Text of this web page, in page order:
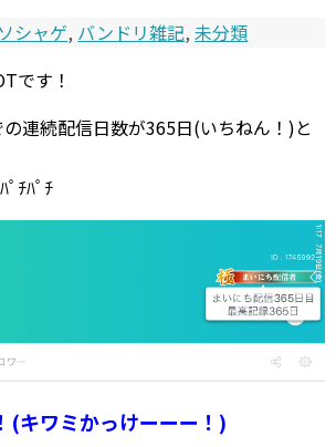
ソシャゲ, バンドリ雑記,未分類
です！
連続配信日数が365日(いちねん！)と
ﾟﾁﾊﾟﾁ
(キワミかっけーーー！)